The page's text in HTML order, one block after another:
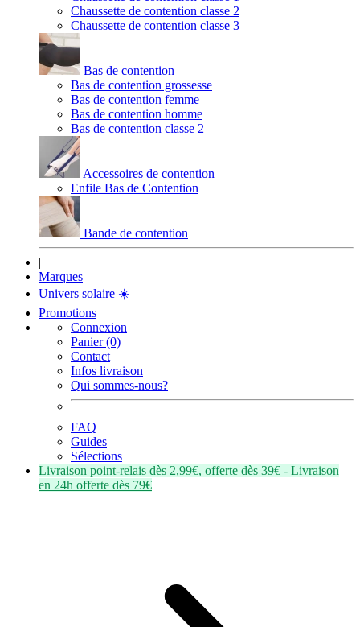
Chaussette de contention classe 2
Chaussette de contention classe 3
Bas de contention
Bas de contention grossesse
Bas de contention femme
Bas de contention homme
Bas de contention classe 2
Accessoires de contention
Enfile Bas de Contention
Bande de contention
|
Marques
Univers solaire ☀️
Promotions
Connexion
Panier (0)
Contact
Infos livraison
Qui sommes-nous?
FAQ
Guides
Sélections
Livraison point-relais dès 2,99€, offerte dès 39€ - Livraison
en 24h offerte dès 79€